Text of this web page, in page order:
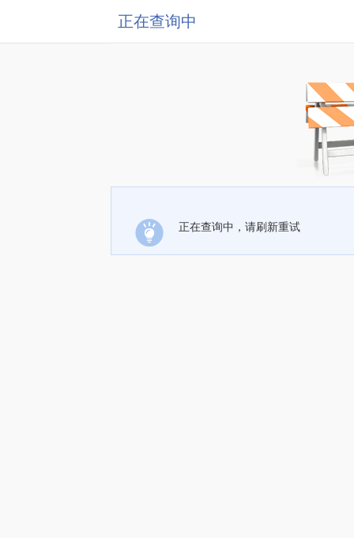
正在查询中
正在查询中，请刷新重试